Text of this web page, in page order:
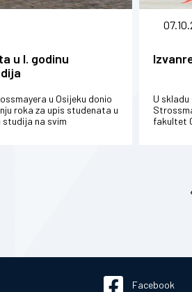
u I. godinu
u Osijeku donio
roka za upis studenata u
studija na svim
U
fakultet
Facebook